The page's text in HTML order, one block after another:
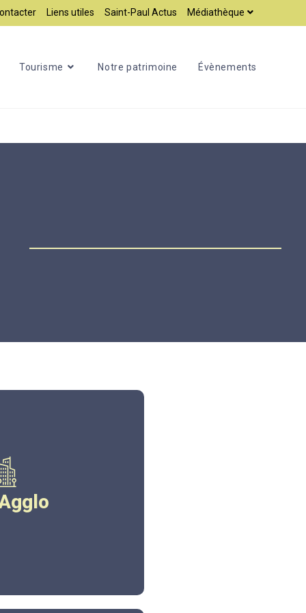
Liens utiles Saint-Paul Actus Médiathèque
Tourisme Notre patrimoine Évènements